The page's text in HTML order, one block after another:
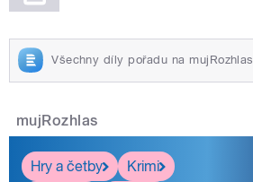
Všechny díly pořadu na mujRozhlas
mujRozhlas
Hry a četby
Krimi